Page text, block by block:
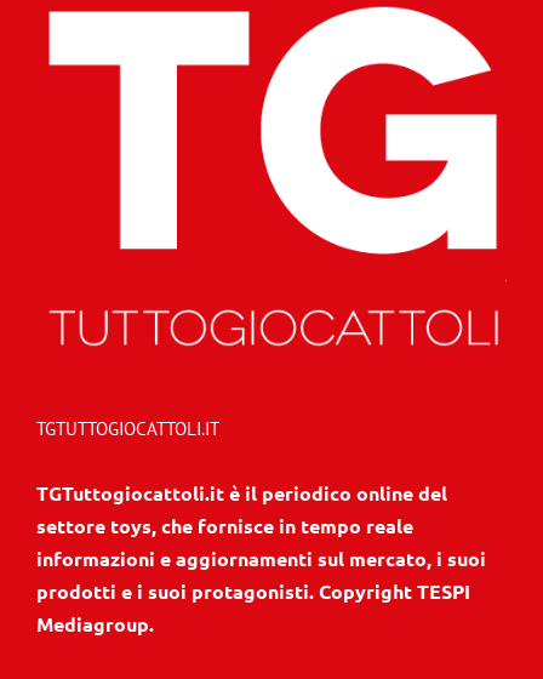
TGTUTTOGIOCATTOLI.IT
TGTuttogiocattoli.it è il periodico online del
settore toys, che fornisce in tempo reale
informazioni e aggiornamenti sul mercato, i suoi
prodotti e i suoi protagonisti. Copyright TESPI
Mediagroup.